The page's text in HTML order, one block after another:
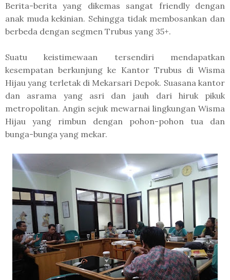
Berita-berita yang dikemas sangat friendly dengan
anak muda kekinian. Sehingga tidak membosankan dan
berbeda dengan segmen Trubus yang 35+.
Suatu keistimewaan tersendiri mendapatkan
kesempatan berkunjung ke Kantor Trubus di Wisma
Hijau yang terletak di Mekarsari Depok. Suasana kantor
dan asrama yang asri dan jauh dari hiruk pikuk
metropolitan. Angin sejuk mewarnai lingkungan Wisma
Hijau yang rimbun dengan pohon-pohon tua dan
bunga-bunga yang mekar.